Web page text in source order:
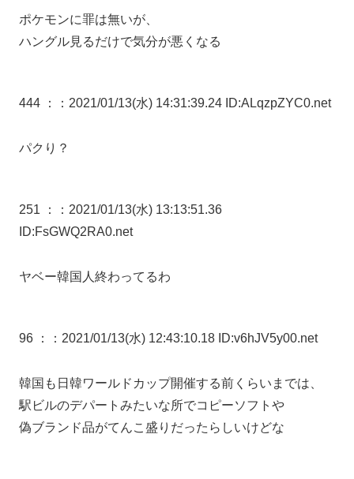
ポケモンに罪は無いが、
ハングル見るだけで気分が悪くなる
444 ： ：2021/01/13(水) 14:31:39.24 ID:ALqzpZYC0.net
パクり？
251 ：
：2021/01/13(水) 13:13:51.36
ID:FsGWQ2RA0.net
ヤベー韓国人終わってるわ
96 ： ：2021/01/13(水) 12:43:10.18 ID:v6hJV5y00.net
韓国も日韓ワールドカップ開催する前くらいまでは、
駅ビルのデパートみたいな所でコピーソフトや
偽ブランド品がてんこ盛りだったらしいけどな